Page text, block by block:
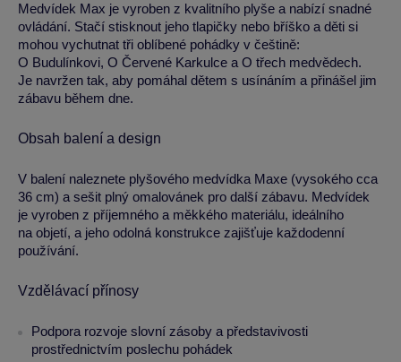
Medvídek Max je vyroben z kvalitního plyše a nabízí snadné
ovládání. Stačí stisknout jeho tlapičky nebo bříško a děti si
mohou vychutnat tři oblíbené pohádky v češtině:
O Budulínkovi, O Červené Karkulce a O třech medvědech.
Je navržen tak, aby pomáhal dětem s usínáním a přinášel jim
zábavu během dne.
Obsah balení a design
V balení naleznete plyšového medvídka Maxe (vysokého cca
36 cm) a sešit plný omalovánek pro další zábavu. Medvídek
je vyroben z příjemného a měkkého materiálu, ideálního
na objetí, a jeho odolná konstrukce zajišťuje každodenní
používání.
Vzdělávací přínosy
Podpora rozvoje slovní zásoby a představivosti
prostřednictvím poslechu pohádek